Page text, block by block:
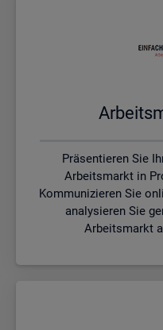
Präsentieren Sie
Arbeitsmarkt in
Kommunizieren Sie
analysieren Sie
Arbeitsmarkt